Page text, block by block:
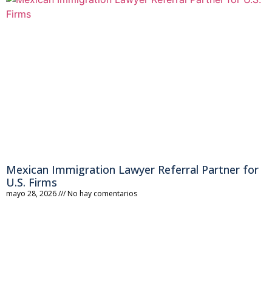
Mexican Immigration Lawyer Referral Partner for
U.S. Firms
mayo 28, 2026 No hay comentarios